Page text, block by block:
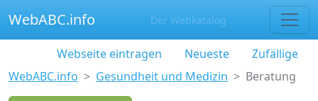
WebABC.info Der Webkatalog
Webseite eintragen Neueste
Zufällige
WebABC.info
Gesundheit und Medizin Beratung